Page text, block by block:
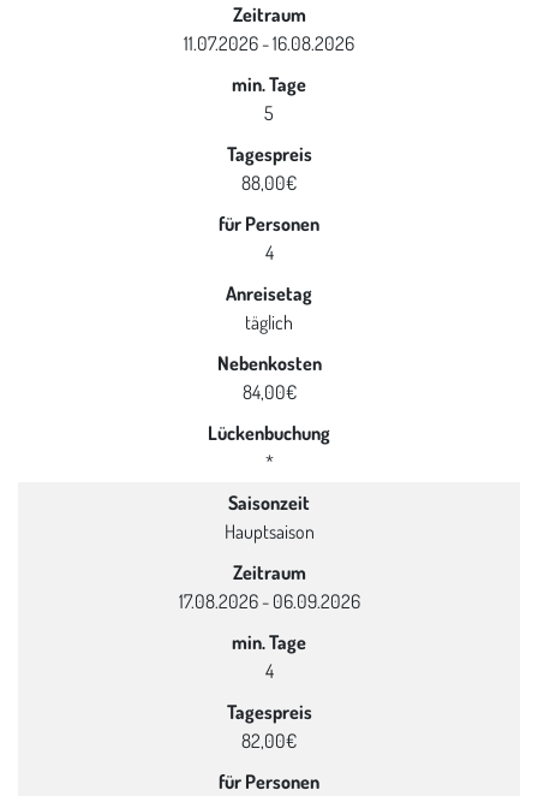
Zeitraum
11.07.2026 - 16.08.2026
min. Tage
5
Tagespreis
88,00€
für Personen
4
Anreisetag
täglich
Nebenkosten
84,00€
Lückenbuchung
*
Saisonzeit
Hauptsaison
Zeitraum
17.08.2026 - 06.09.2026
min. Tage
4
Tagespreis
82,00€
für Personen